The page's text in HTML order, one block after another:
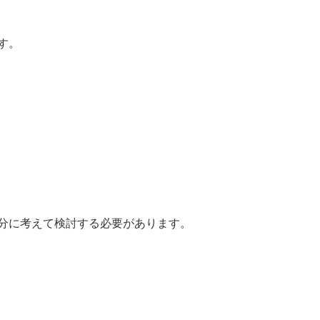
。
考えて検討する必要があります。